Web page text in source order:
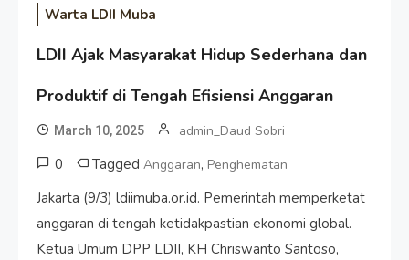
Warta LDII Muba
LDII Ajak Masyarakat Hidup Sederhana dan
Produktif di Tengah Efisiensi Anggaran
March 10, 2025 admin_Daud Sobri
0 Tagged Anggaran, Penghematan
Jakarta (9/3) ldiimuba.or.id. Pemerintah memperketat
anggaran di tengah ketidakpastian ekonomi global.
Ketua Umum DPP LDII, KH Chriswanto Santoso,